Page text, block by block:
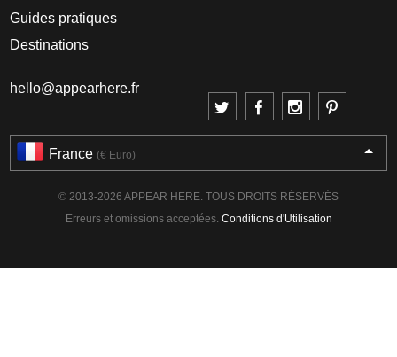
Guides pratiques
Destinations
hello@appearhere.fr
France (€ Euro)
© 2013-2026 APPEAR HERE. TOUS DROITS RÉSERVÉS
Erreurs et omissions acceptées. Conditions d'Utilisation